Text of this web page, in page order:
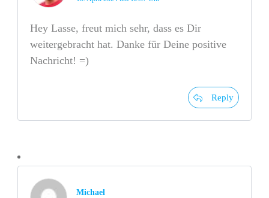
Hey Lasse, freut mich sehr, dass es Dir
weitergebracht hat. Danke für Deine positive
Nachricht! =)
Reply
Michael